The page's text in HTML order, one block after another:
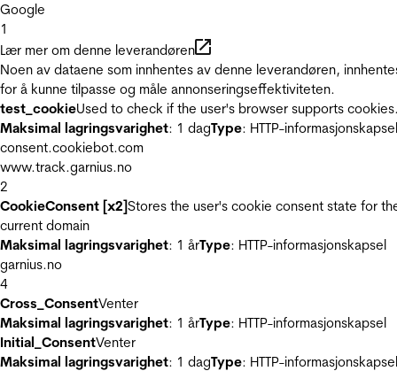
Google
1
Lær mer om denne leverandøren
Noen av dataene som innhentes av denne leverandøren,
for å kunne tilpasse og måle annonseringseffektiviteten.
test_cookieUsed to check if the user's browser supports
Maksimal lagringsvarighet: 1 dagType: HTTP-informasjonskapsel
consent.cookiebot.com
www.track.garnius.no
2
CookieConsent [x2]Stores the user's cookie consent state for
current domain
Maksimal lagringsvarighet: 1 årType: HTTP-informasjonskapsel
garnius.no
4
Cross_ConsentVenter
Maksimal lagringsvarighet: 1 årType: HTTP-informasjonskapsel
Initial_ConsentVenter
Maksimal lagringsvarighet: 1 dagType: HTTP-informasjonskapsel